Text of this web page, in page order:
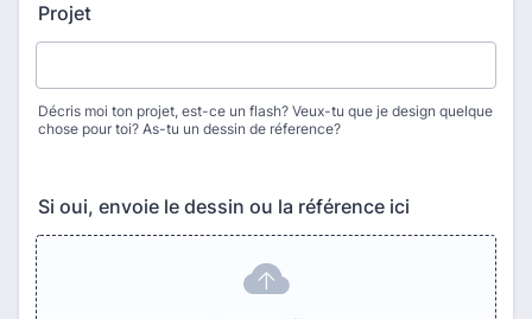
Projet
Décris moi ton projet, est-ce un flash? Veux-tu que je design quelque
chose pour toi? As-tu un dessin de réference?
Si oui, envoie le dessin ou la référence ici